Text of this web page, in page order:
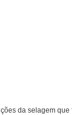
da selagem que